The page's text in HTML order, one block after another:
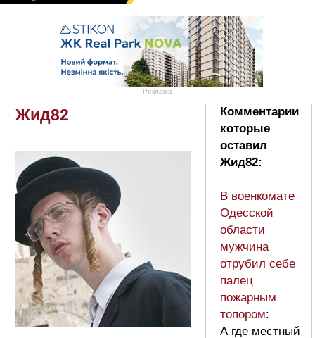
Реклама
Жид82
Комментарии
которые
оставил
Жид82:
В военкомате
Одесской
области
мужчина
отрубил себе
палец
пожарным
топором:
А где местный